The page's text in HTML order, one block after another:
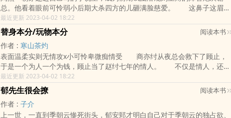
您QQ群和微博里的朋友推荐哦！
总。他看着眼前可怜弱小后期大杀四方的儿砸满脸慈爱。 这鼻子这眉眼
这气度这八块腹肌！我儿砸天下第一帅！ 好人脉，都是他的！好资源，
都是他的！美人，都是他的！ 甚至在片场霸气宣言：谁都别想欺负我儿
砸！ 众人：这是什么特殊的情趣？ 所有人都以为陶然想潜晏池，连
晏池自己都这么以为。可他一直等啊等，等到他大红大紫，都成为国际巨星
了，却连金主的床单都没摸到！ 晏池：你到底为什么对我这么好？
陶然满脸慈爱：儿砸，不用不好意思，爸爸相信你，其实哪怕没有我，你也
会很牛逼的，爸爸看好你哦！ 晏池：？？？我他妈以为你想潜我，合着
你竟然真的把我当儿子养？！ 某人气势汹汹锁了门，扯了领带，对上那
张懵逼的脸冷笑道：来，好叫你知道知道，谁才是爸爸！ 脑补恋爱苦逼
影帝攻*操碎心的老父亲沙雕霸总受 1、推荐基友主攻文：《快穿之登高
最近更新 2023-04-02 18:22
替身本分/玩物本分 阅读本书
作者 : 寒山茶灼
表面温柔实则无情攻x小可怜卑微痴情受 商亦纣从夜总会救下了顾止，
于是一个为人一个为钱，顾止当了赵纣七年的情人。 不仅是情人，还是
替身。 商亦纣把顾止捧成了一个不温不火的明星，顾止一直以为自己是
商亦纣的替身预备役第一名，直至另一个小玩物的出现，他猛然惊醒。
原来在他的金主心里，他也是随时可被替换的。 狗血虐文 受不是传
统好东西，但是传统渣贱。 后期必有追妻火葬场 标签: 虐恋 狗血 豪
门 各位书友要是觉得《替身本分/玩物本分》还不错的话请不要忘记向您
最近更新 2023-04-02 18:22
郁先生很会撩 阅读本书
作者 : 子介
上一世，一直到季朝云惨死街头，郁安郅才明白自己对于季朝云的独占欲、